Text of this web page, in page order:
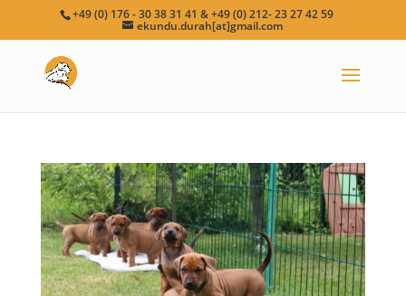
+49 (0) 176 - 30 38 31 41 & +49 (0) 212- 23 27 42 59
ekundu.durah[at]gmail.com